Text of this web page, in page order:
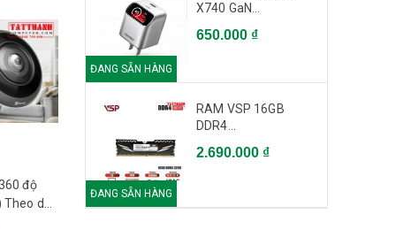
độ
dõi
thoại 2
ĐANG SẴN HÀNG
X740 GaN...
650.000 ₫
ĐANG SẴN HÀNG
RAM VSP 16GB
DDR4...
2.690.000 ₫